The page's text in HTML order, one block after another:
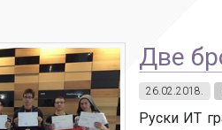
Две
26.02.2018.
Руски ИТ